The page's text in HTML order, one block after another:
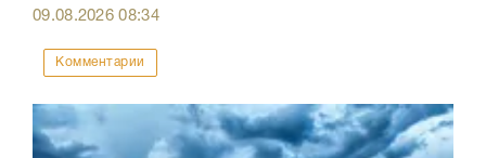
09.08.202608:34
Комментарии